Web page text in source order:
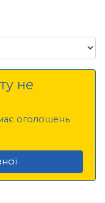
не
оголошень